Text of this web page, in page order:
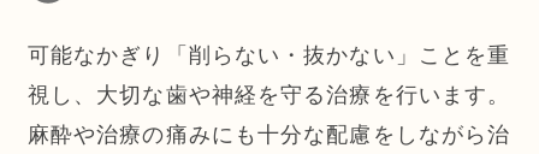
可能なかぎり「削らない・抜かない」ことを重
視し、大切な歯や神経を守る治療を行います。
麻酔や治療の痛みにも十分な配慮をしながら治